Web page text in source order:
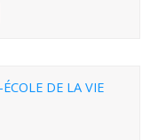
DE LA VIE